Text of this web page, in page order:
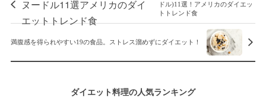
ドル)11選！アメリカのダイエッ
トトレンド食
満腹感を得られやすい19の食品。ストレス溜めずにダイエット！
ダイエット料理の人気ランキング